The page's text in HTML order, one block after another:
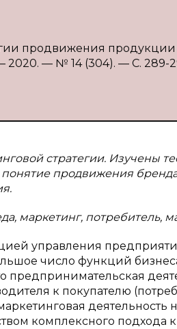
продвижения
— № 14 (304). — С. 289-
стратегии. Изучены
продвижения
маркетинг, потребитель,
управления
число функций
к покупателю
деятельность
комплексного подхода